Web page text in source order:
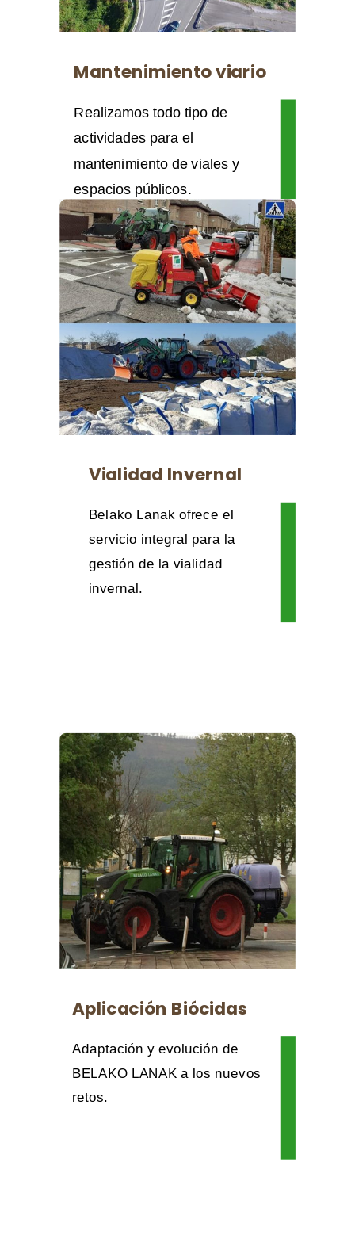
Mantenimiento viario
Realizamos todo tipo de
actividades para el
mantenimiento de viales y
espacios públicos.
Vialidad Invernal
Belako Lanak ofrece el
servicio integral para la
gestión de la vialidad
invernal.
Aplicación Biócidas
Adaptación y evolución de
BELAKO LANAK a los nuevos
retos.